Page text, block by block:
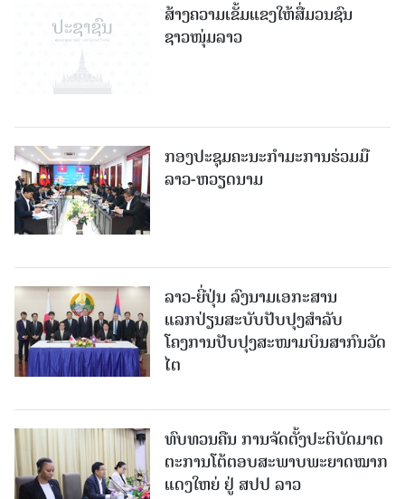
ສ້າງຄວາມເຂັ້ມແຂງໃຫ້ສື່ມວນຊົນ
ຊາວໜຸ່ມລາວ
ກອງປະຊຸມຄະນະກຳມະການຮ່ວມມື
ລາວ-ຫວຽດນາມ
ລາວ-ຍີ່ປຸ່ນ ລົງນາມເອກະສານ
ແລກປ່ຽນສະບັບປັບປຸງສໍາລັບ
ໂຄງການປັບປຸງສະໜາມບິນສາກົນວັດ
ໄຕ
ທົບທວນຄືນ ການຈັດຕັ້ງປະຕິບັດມາດ
ຕະການໂຕ້ຕອບສະພາບພະຍາດໝາກ
ແດງໃຫຍ່ ຢູ່ ສປປ ລາວ